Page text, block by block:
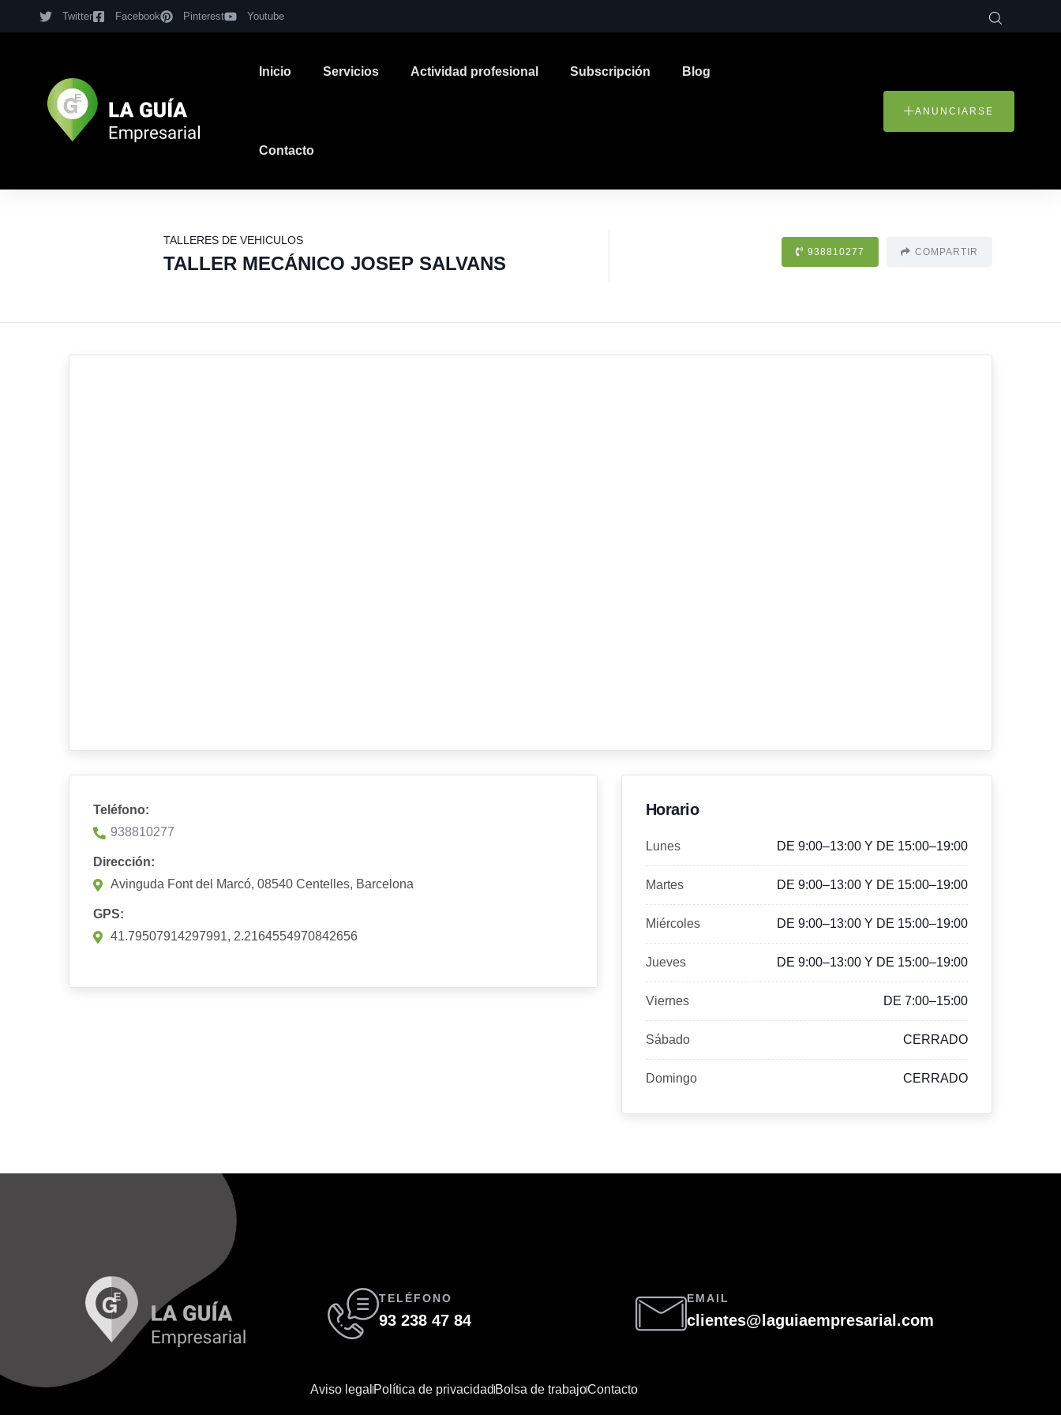
Twitter Facebook Pinterest Youtube
Inicio Servicios Actividad profesional Subscripción Blog
Contacto
ANUNCIARSE
TALLERES DE VEHICULOS
TALLER MECÁNICO JOSEP SALVANS
938810277 COMPARTIR
Teléfono:
938810277
Dirección:
Avinguda Font del Marcó, 08540 Centelles, Barcelona
GPS:
41.79507914297991, 2.2164554970842656
Horario
Lunes DE 9:00–13:00 Y DE 15:00–19:00
Martes DE 9:00–13:00 Y DE 15:00–19:00
Miércoles DE 9:00–13:00 Y DE 15:00–19:00
Jueves DE 9:00–13:00 Y DE 15:00–19:00
Viernes DE 7:00–15:00
Sábado CERRADO
Domingo CERRADO
TELÉFONO
93 238 47 84
EMAIL
clientes@laguiaempresarial.com
Aviso legal Política de privacidadBolsa de trabajoContacto